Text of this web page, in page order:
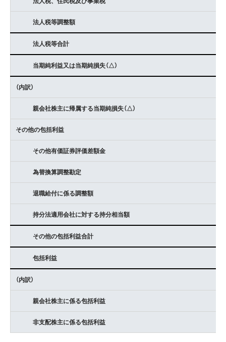
法人税等調整額
法人税等合計
当期純利益又は当期純損失（△）
（内訳）
親会社株主に帰属する当期純損失（△）
その他の包括利益
その他有価証券評価差額金
為替換算調整勘定
退職給付に係る調整額
持分法適用会社に対する持分相当額
その他の包括利益合計
包括利益
（内訳）
親会社株主に係る包括利益
非支配株主に係る包括利益